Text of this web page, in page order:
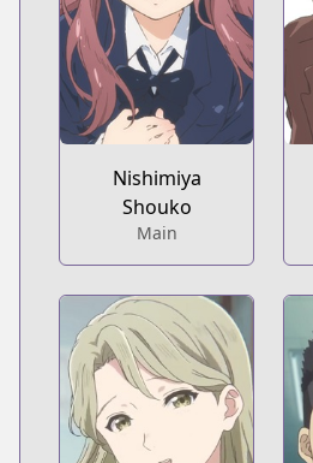
Nishimiya
Shouko
Main